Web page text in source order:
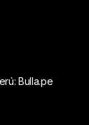
Bulla.pe